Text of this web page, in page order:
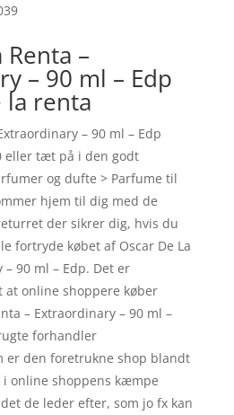
Renta –
– 90 ml – Edp
la renta
– 90 ml – Edp
eller tæt på i den godt
og dufte > Parfume til
hjem til dig med de
der sikrer dig, hvis du
fortryde købet af Oscar De La
90 ml – Edp. Det er
online shoppere køber
– Extraordinary – 90 ml –
forhandler
er den foretrukne shop blandt
online shoppens kæmpe
de leder efter, som jo fx kan